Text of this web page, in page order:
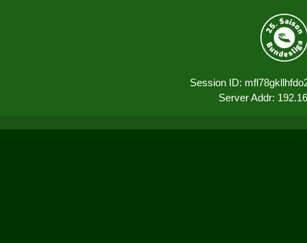
Session ID:
Server Addr: